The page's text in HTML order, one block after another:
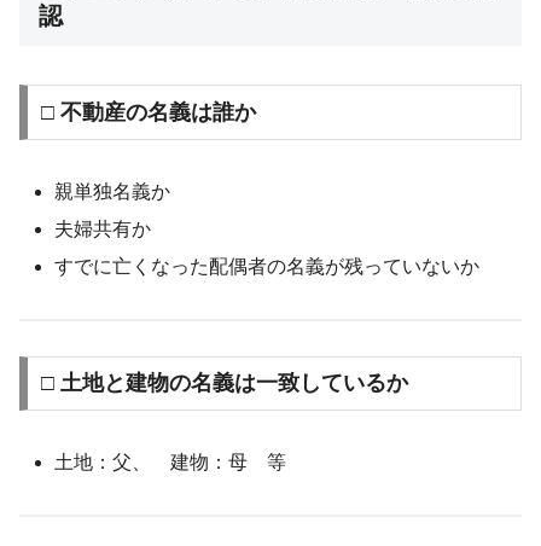
認
□ 不動産の名義は誰か
親単独名義か
夫婦共有か
すでに亡くなった配偶者の名義が残っていないか
□ 土地と建物の名義は一致しているか
土地：父、 建物：母 等